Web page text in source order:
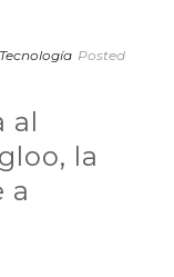
Tecnología Posted
al
la
a